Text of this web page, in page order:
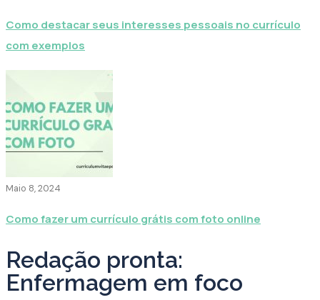
Como destacar seus interesses pessoais no currículo
com exemplos
Maio 8, 2024
Como fazer um currículo grátis com foto online
Redação pronta:
Enfermagem em foco